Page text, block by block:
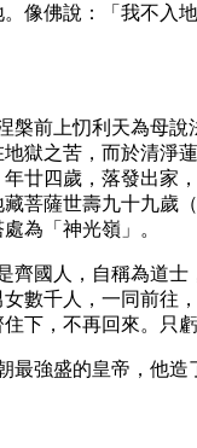
像佛說：「我不入
槃前上忉利天為母說
獄之苦，而於清淨
廿四歲，落發出家
菩薩世壽九十九歲
為「神光嶺」。
齊國人，自稱為道
數千人，一同前往
下，不再回來。只
最強盛的皇帝，他造